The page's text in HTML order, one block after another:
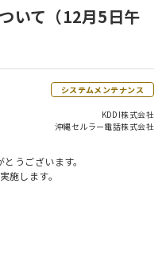
いて（12月5日午
システムメンテナンス
KDDI株式会社
沖縄セルラー電話株式会社
うございます。
施します。